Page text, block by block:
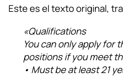
Este es el texto original,
«Qualifications
You can only apply for
positions if you meet
• Must be at least 21